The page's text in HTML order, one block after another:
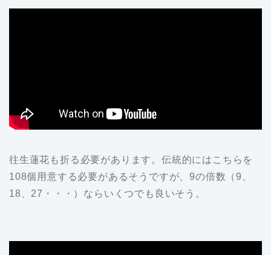
往生蓮花も折る必要があります。伝統的にはこちらを
108個用意する必要があるそうですが、9の倍数（9、
18、27・・・）ならいくつでも良いそう。
台湾